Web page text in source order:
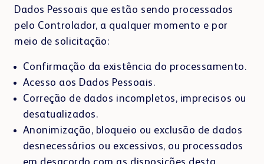
Dados Pessoais que estão sendo processados
pelo Controlador, a qualquer momento e por
meio de solicitação:
Confirmação da existência do processamento.
Acesso aos Dados Pessoais.
Correção de dados incompletos, imprecisos ou
desatualizados.
Anonimização, bloqueio ou exclusão de dados
desnecessários ou excessivos, ou processados